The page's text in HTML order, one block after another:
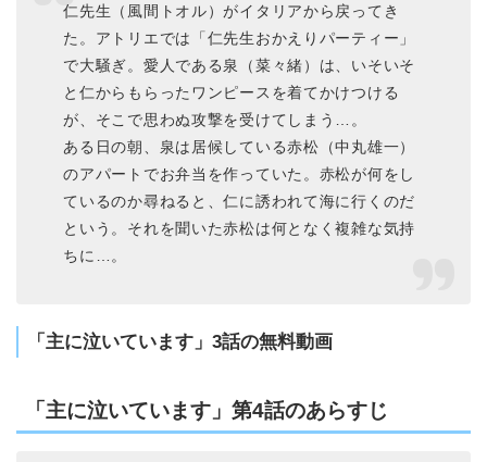
仁先生（風間トオル）がイタリアから戻ってき
た。アトリエでは「仁先生おかえりパーティー」
で大騒ぎ。愛人である泉（菜々緒）は、いそいそ
と仁からもらったワンピースを着てかけつける
が、そこで思わぬ攻撃を受けてしまう…。
ある日の朝、泉は居候している赤松（中丸雄一）
のアパートでお弁当を作っていた。赤松が何をし
ているのか尋ねると、仁に誘われて海に行くのだ
という。それを聞いた赤松は何となく複雑な気持
ちに…。
「主に泣いています」3話の無料動画
「主に泣いています」第4話のあらすじ